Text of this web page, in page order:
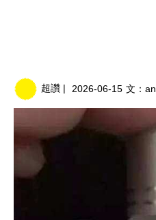
超讚 | 2026-06-15 文：